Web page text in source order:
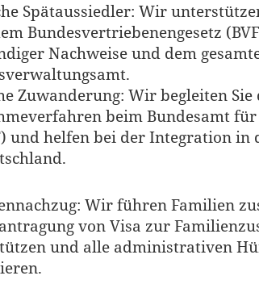
Spätaussiedler: Wir
Bundesvertriebenengesetz
Nachweise und dem
Zuwanderung: Wir begleiten Sie
beim Bundesamt
und helfen bei der Integration in
Wir führen Familien
von Visa zur
und alle administrativen